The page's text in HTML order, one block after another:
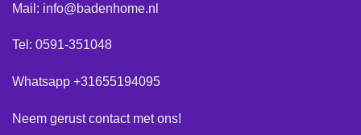
Mail: info@badenhome.nl
Tel: 0591-351048
Whatsapp +31655194095
Neem gerustcontactmet ons!